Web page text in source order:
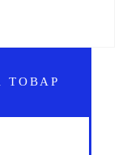
ТОВАР